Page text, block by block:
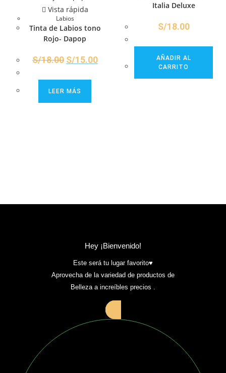
Vista rápida
Labios
Tinta de Labios tono
Rojo- Dapop
S/18.00 S/15.00
LEER MÁS
Italia Deluxe
S/18.00
AÑADIR AL
CARRITO
Hey ¡Bienvenido!
Este será tu lugar favorito♥️
Aprovecha de la variedad de productos de
Belleza a increíbles precios .